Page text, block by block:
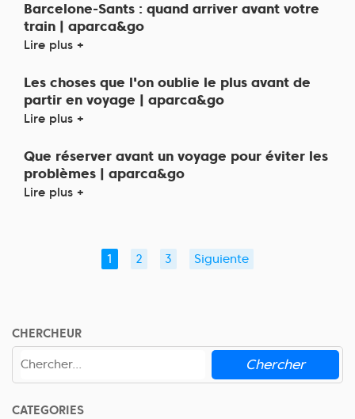
Barcelone-Sants : quand arriver avant votre
train | aparca&go
Lire plus +
Les choses que l'on oublie le plus avant de
partir en voyage | aparca&go
Lire plus +
Que réserver avant un voyage pour éviter les
problèmes | aparca&go
Lire plus +
1 2 3 Siguiente
CHERCHEUR
Chercher
CATEGORIES